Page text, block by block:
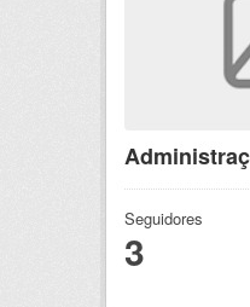
Seguidores
3